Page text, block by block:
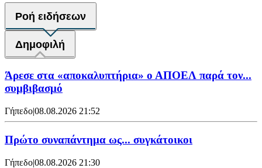
Ροή ειδήσεων
Δημοφιλή
Άρεσε στα «αποκαλυπτήρια» ο ΑΠΟΕΛ παρά τον...
συμβιβασμό
Γήπεδο|08.08.2026 21:52
Πρώτο συναπάντημα ως... συγκάτοικοι
Γήπεδο|08.08.2026 21:30